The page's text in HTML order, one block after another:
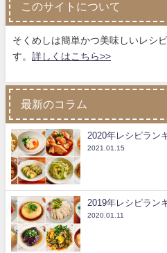
このサイトについて
そくめしは簡単かつ美味しいレシ
す。 詳しくはこちら>>
最新のコラム
2020年レシピラン
2021.01.15
2019年レシピラン
2020.01.11